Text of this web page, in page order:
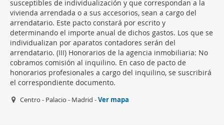
susceptibles de individualización y que correspondan a la
vivienda arrendada o a sus accesorios, sean a cargo del
arrendatario. Este pacto constará por escrito y
determinando el importe anual de dichos gastos. Los que se
individualizan por aparatos contadores serán del
arrendatario. (III) Honorarios de la agencia inmobiliaria: No
cobramos comisión al inquilino. En caso de pacto de
honorarios profesionales a cargo del inquilino, se suscribirá
el correspondiente documento.
Centro - Palacio - Madrid -Ver mapa